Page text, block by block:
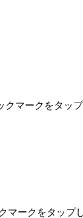
マークをタッ
マークをタップ